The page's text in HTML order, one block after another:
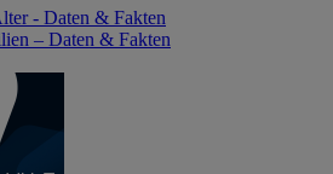
- Daten & Fakten
– Daten & Fakten